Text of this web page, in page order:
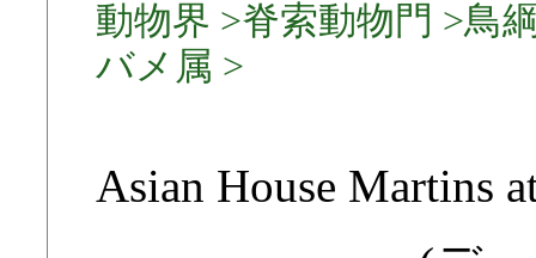
動物界 >脊索動物門 >鳥
バメ属 >
Asian House Martins